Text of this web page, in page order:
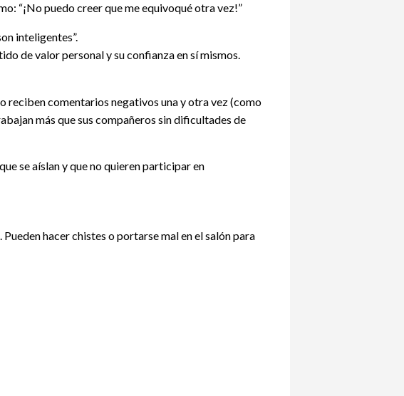
“¡No puedo creer que me equivoqué otra vez!”
inteligentes”.
de valor personal y su confianza en sí mismos.
reciben comentarios negativos una y otra vez (como
más que sus compañeros sin dificultades de
se aíslan y que no quieren participar en
hacer chistes o portarse mal en el salón para